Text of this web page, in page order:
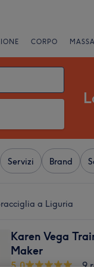
CORPO
Servizi Brand
a Liguria
Karen Vega
Maker